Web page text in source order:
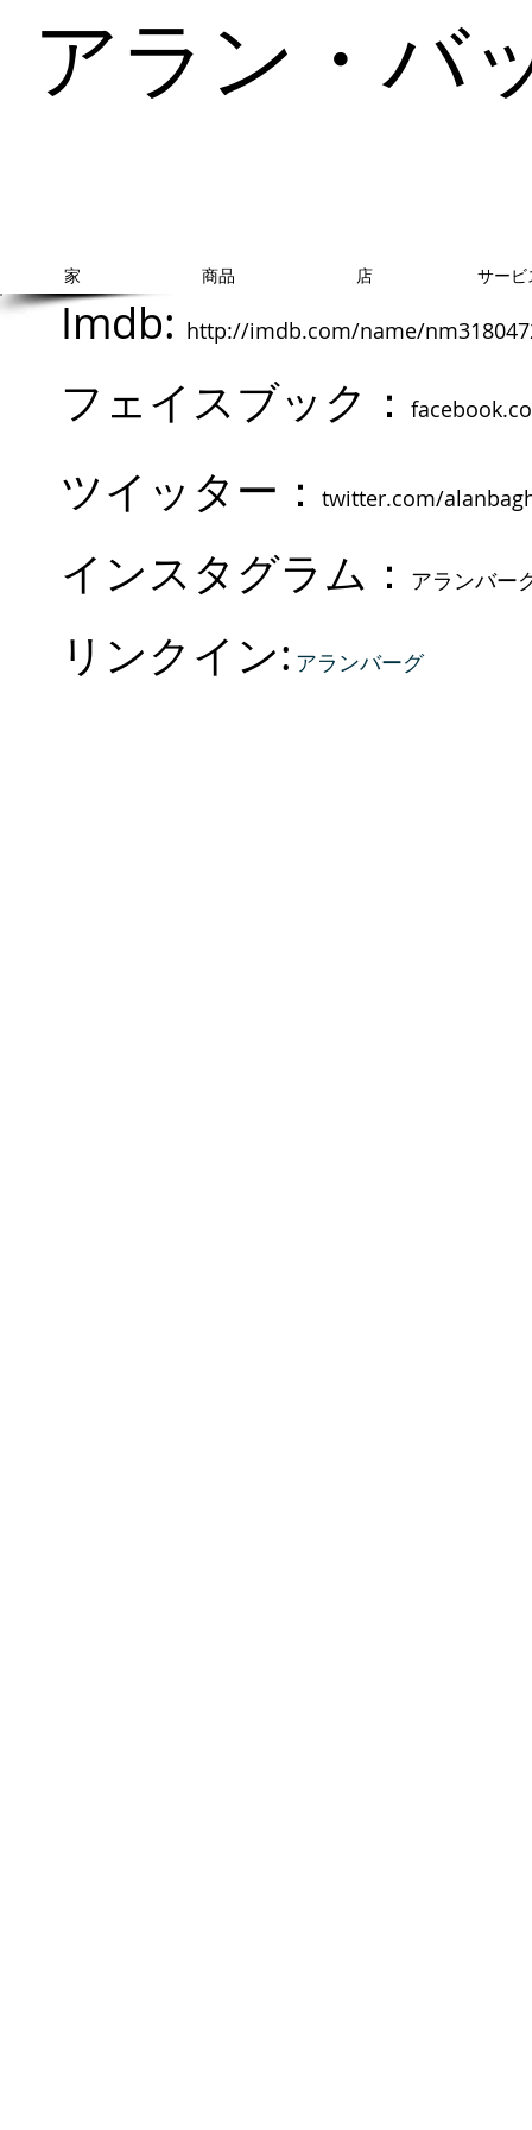
アラン・バ
家 商品 店 サービ
Imdb: http://imdb.com/name/
フェイスブック：
ツイッター： twitter.com/
インスタグラム： アランバー
リンクイン: アランバーグ